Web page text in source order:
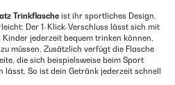
Trinkflasche ist ihr sportliches Design.
Der 1-Klick-Verschluss lässt sich mit
jederzeit bequem trinken können,
müssen. Zusätzlich verfügt die Flasche
die sich beispielsweise beim Sport
So ist dein Getränk jederzeit schnell